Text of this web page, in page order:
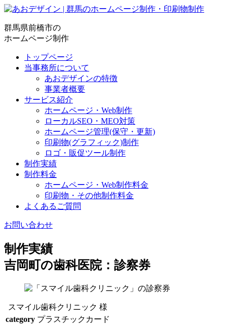
群馬県前橋市の
ホームページ制作
トップページ
当事務所について
あおデザインの特徴
事業者概要
サービス紹介
ホームページ・Web制作
ローカルSEO・MEO対策
ホームページ管理(保守・更新)
印刷物(グラフィック)制作
ロゴ・販促ツール制作
制作実績
制作料金
ホームページ・Web制作料金
印刷物・その他制作料金
よくあるご質問
お問い合わせ
制作実績
吉岡町の歯科医院：診察券
スマイル歯科クリニック 様
category プラスチックカード